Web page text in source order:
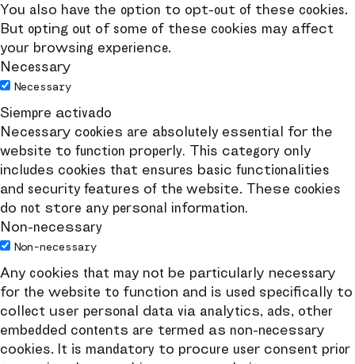
You also have the option to opt-out of these cookies.
But opting out of some of these cookies may affect
your browsing experience.
Necessary
Necessary
Siempre activado
Necessary cookies are absolutely essential for the
website to function properly. This category only
includes cookies that ensures basic functionalities
and security features of the website. These cookies
do not store any personal information.
Non-necessary
Non-necessary
Any cookies that may not be particularly necessary
for the website to function and is used specifically to
collect user personal data via analytics, ads, other
embedded contents are termed as non-necessary
cookies. It is mandatory to procure user consent prior